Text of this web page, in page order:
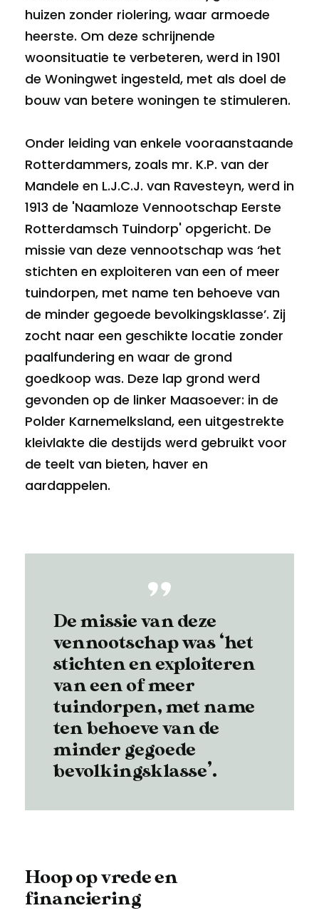
huizen zonder riolering, waar armoede
heerste. Om deze schrijnende
woonsituatie te verbeteren, werd in 1901
de Woningwet ingesteld, met als doel de
bouw van betere woningen te stimuleren.
Onder leiding van enkele vooraanstaande
Rotterdammers, zoals mr. K.P. van der
Mandele en L.J.C.J. van Ravesteyn, werd in
1913 de 'Naamloze Vennootschap Eerste
Rotterdamsch Tuindorp' opgericht. De
missie van deze vennootschap was ‘het
stichten en exploiteren van een of meer
tuindorpen, met name ten behoeve van
de minder gegoede bevolkingsklasse’. Zij
zocht naar een geschikte locatie zonder
paalfundering en waar de grond
goedkoop was. Deze lap grond werd
gevonden op de linker Maasoever: in de
Polder Karnemelksland, een uitgestrekte
kleivlakte die destijds werd gebruikt voor
de teelt van bieten, haver en
aardappelen.
De missie van deze
vennootschap was ‘het
stichten en exploiteren
van een of meer
tuindorpen, met name
ten behoeve van de
minder gegoede
bevolkingsklasse’.
Hoop op vrede en
financiering